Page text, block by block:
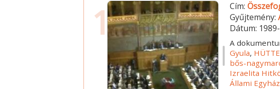
1 Cím:
Gyűjtemény:
Dátum:
A
Gyula,
bős-
Izraelita
Állami